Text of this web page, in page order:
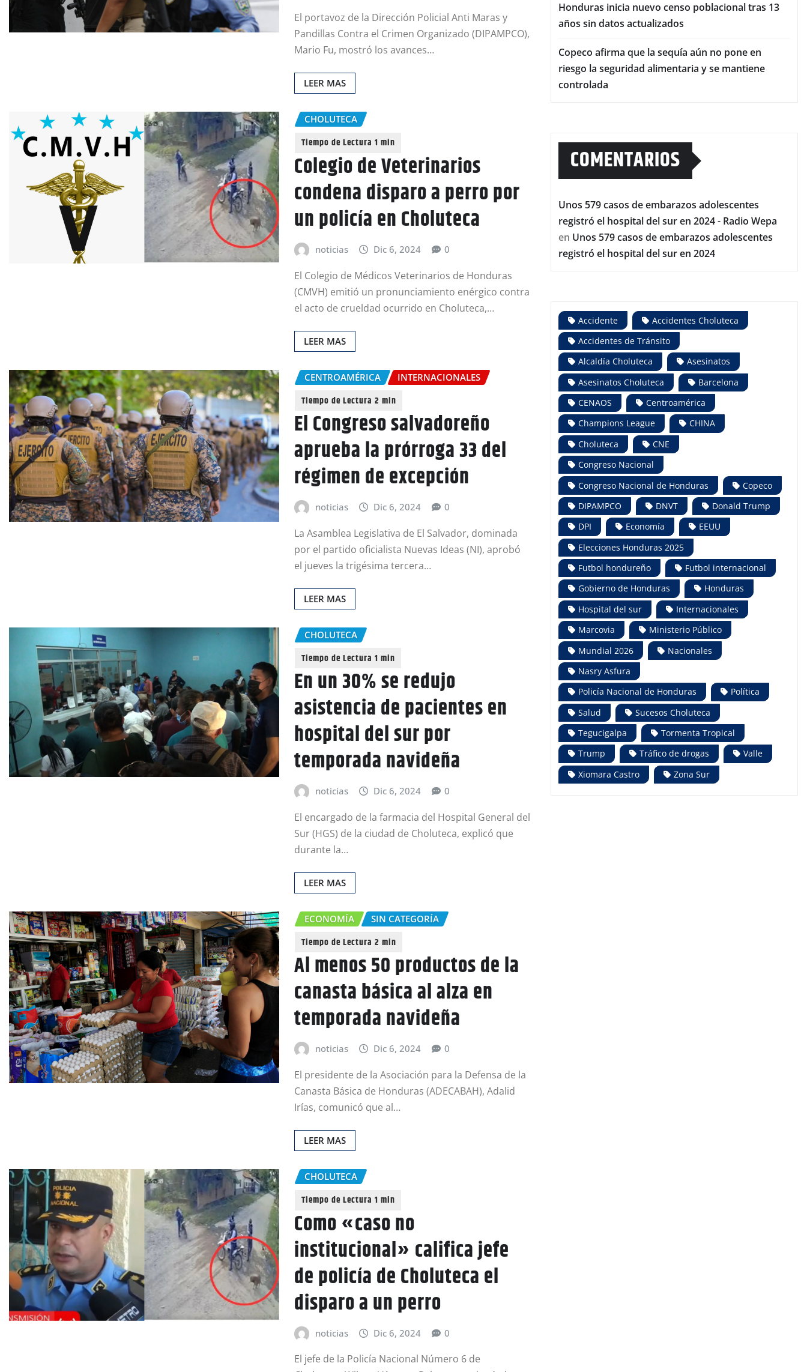
El portavoz de la Dirección Policial Anti Maras y
Pandillas Contra el Crimen Organizado (DIPAMPCO),
Mario Fu, mostró los avances…
LEER MAS
CHOLUTECA
Colegio de Veterinarios
condena disparo a perro por
un policía en Choluteca
noticias Dic 6, 2024 0
El Colegio de Médicos Veterinarios de Honduras
(CMVH) emitió un pronunciamiento enérgico contra
el acto de crueldad ocurrido en Choluteca,…
LEER MAS
CENTROAMÉRICA INTERNACIONALES
El Congreso salvadoreño
aprueba la prórroga 33 del
régimen de excepción
noticias Dic 6, 2024 0
La Asamblea Legislativa de El Salvador, dominada
por el partido oficialista Nuevas Ideas (NI), aprobó
el jueves la trigésima tercera…
LEER MAS
CHOLUTECA
En un 30% se redujo
asistencia de pacientes en
hospital del sur por
temporada navideña
noticias Dic 6, 2024 0
El encargado de la farmacia del Hospital General del
Sur (HGS) de la ciudad de Choluteca, explicó que
durante la…
LEER MAS
ECONOMÍA SIN CATEGORÍA
Al menos 50 productos de la
canasta básica al alza en
temporada navideña
noticias Dic 6, 2024 0
El presidente de la Asociación para la Defensa de la
Canasta Básica de Honduras (ADECABAH), Adalid
Irías, comunicó que al…
LEER MAS
CHOLUTECA
Como «caso no
institucional» califica jefe
de policía de Choluteca el
disparo a un perro
noticias Dic 6, 2024 0
El jefe de la Policía Nacional Número 6 de
Honduras inicia nuevo censo poblacional tras 13
años sin datos actualizados
Copeco afirma que la sequía aún no pone en
riesgo la seguridad alimentaria y se mantiene
controlada
COMENTARIOS
Unos 579 casos de embarazos adolescentes
registró el hospital del sur en 2024 - Radio Wepa
en Unos 579 casos de embarazos adolescentes
registró el hospital del sur en 2024
Accidente
Accidentes Choluteca
Accidentes de Tránsito
Alcaldía Choluteca
Asesinatos
Asesinatos Choluteca
Barcelona
CENAOS
Centroamérica
Champions League
CHINA
Choluteca
CNE
Congreso Nacional
Congreso Nacional de Honduras
Copeco
DIPAMPCO
DNVT
Donald Trump
DPI
Economía
EEUU
Elecciones Honduras 2025
Futbol hondureño
Futbol internacional
Gobierno de Honduras
Honduras
Hospital del sur
Internacionales
Marcovia
Ministerio Público
Mundial 2026
Nacionales
Nasry Asfura
Policía Nacional de Honduras
Política
Salud
Sucesos Choluteca
Tegucigalpa
Tormenta Tropical
Trump
Tráfico de drogas
Valle
Xiomara Castro
Zona Sur